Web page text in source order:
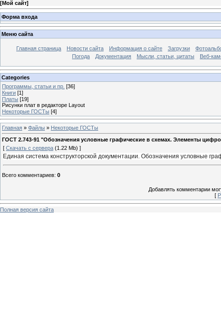
[Мой сайт]
Форма входа
Меню сайта
Главная страница Новости сайта Информация о сайте Загрузки
Погода
Документация Мысли, статьи, цитаты Веб-
Categories
Программы, статьи и пр. [36]
Книги [1]
Платы [19]
Рисунки плат в редакторе Layout
Некоторые ГОСТы [4]
Главная » Файлы » Некоторые ГОСТы
ГОСТ 2.743-91 "Обозначения условные графические в схемах. Элементы
[ Скачать с сервера (1.22 Mb) ]
Единая система конструкторской документации. Обозначения условные
Всего комментариев: 0
Добавлять комментарии
[
Полная версия сайта